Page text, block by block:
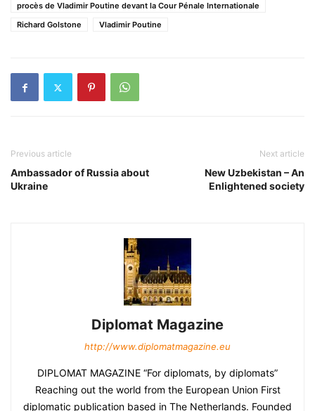
procès de Vladimir Poutine devant la Cour Pénale Internationale
Richard Golstone
Vladimir Poutine
Previous article
Ambassador of Russia about
Ukraine
Next article
New Uzbekistan – An
Enlightened society
Diplomat Magazine
http://www.diplomatmagazine.eu
DIPLOMAT MAGAZINE “For diplomats, by diplomats”
Reaching out the world from the European Union First
diplomatic publication based in The Netherlands. Founded